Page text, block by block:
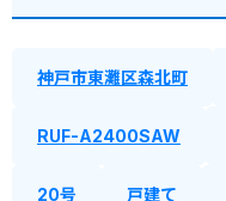
神戸市東灘区森北町
RUF-A2400SAW
20号 戸建て